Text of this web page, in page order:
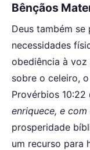
Bênçãos
Deus também se
necessidades
obediência à voz
sobre o celeiro,
Provérbios 10:22
enriquece, e
prosperidade
um recurso para